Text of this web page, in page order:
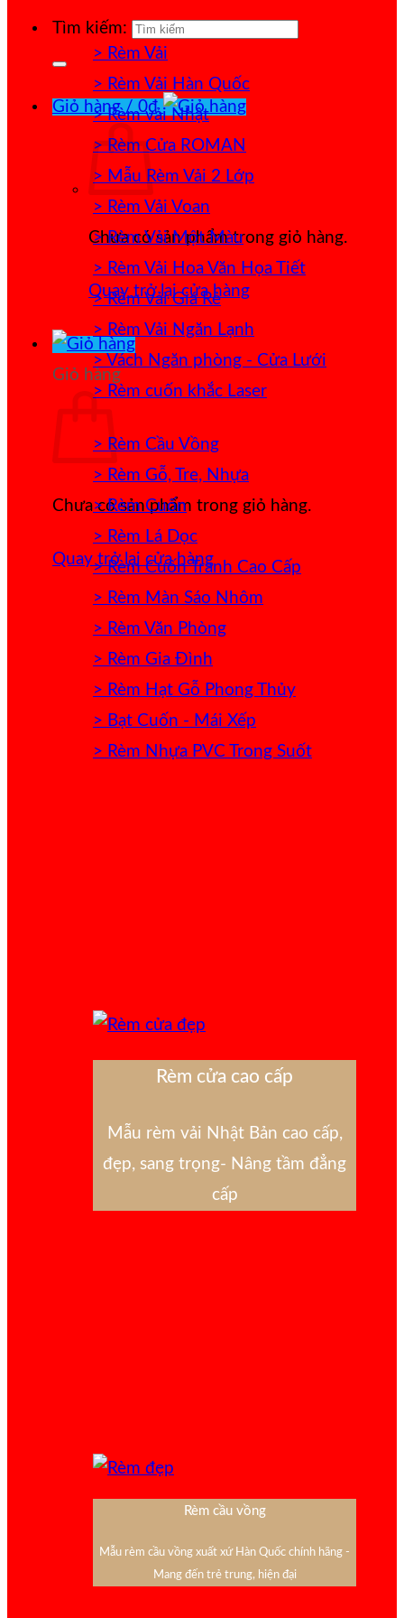
Tìm kiếm:
Giỏ hàng /0₫
Chưa có sản phẩm trong giỏ hàng.
Quay trở lại cửa hàng
Giỏ hàng
Chưa có sản phẩm trong giỏ hàng.
Quay trở lại cửa hàng
> Rèm Vải
> Rèm Vải Hàn Quốc
> Rèm vải Nhật
> Rèm Cửa ROMAN
> Mẫu Rèm Vải 2 Lớp
> Rèm Vải Voan
> Rèm Vải Một Màu
> Rèm Vải Hoa Văn Họa Tiết
> Rèm Vải Giá Rẻ
> Rèm Vải Ngăn Lạnh
> Vách Ngăn phòng - Cửa Lưới
> Rèm cuốn khắc Laser
> Rèm Cầu Vồng
> Rèm Gỗ, Tre, Nhựa
> Rèm Cuốn
> Rèm Lá Dọc
> Rèm Cuốn Tranh Cao Cấp
> Rèm Màn Sáo Nhôm
> Rèm Văn Phòng
> Rèm Gia Đình
> Rèm Hạt Gỗ Phong Thủy
> Bạt Cuốn - Mái Xếp
> Rèm Nhựa PVC Trong Suốt
Rèm cửa cao cấp
Mẫu rèm vải Nhật Bản cao cấp,
đẹp, sang trọng- Nâng tầm đẳng
cấp
Rèm cầu vồng
Mẫu rèm cầu vồng xuất xứ Hàn Quốc chính hãng -
Mang đến trẻ trung, hiện đại